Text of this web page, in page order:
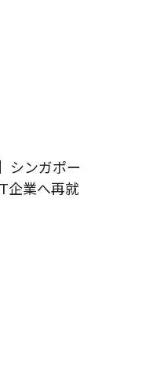
シンガポー
企業へ再就